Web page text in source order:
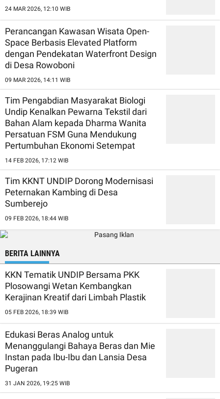
24 MAR 2026, 12:10 WIB
Perancangan Kawasan Wisata Open-
Space Berbasis Elevated Platform
dengan Pendekatan Waterfront Design
di Desa Rowoboni
09 MAR 2026, 14:11 WIB
Tim Pengabdian Masyarakat Biologi
Undip Kenalkan Pewarna Tekstil dari
Bahan Alam kepada Dharma Wanita
Persatuan FSM Guna Mendukung
Pertumbuhan Ekonomi Setempat
14 FEB 2026, 17:12 WIB
Tim KKNT UNDIP Dorong Modernisasi
Peternakan Kambing di Desa
Sumberejo
09 FEB 2026, 18:44 WIB
BERITA LAINNYA
KKN Tematik UNDIP Bersama PKK
Plosowangi Wetan Kembangkan
Kerajinan Kreatif dari Limbah Plastik
05 FEB 2026, 18:39 WIB
Edukasi Beras Analog untuk
Menanggulangi Bahaya Beras dan Mie
Instan pada Ibu-Ibu dan Lansia Desa
Pugeran
31 JAN 2026, 19:25 WIB